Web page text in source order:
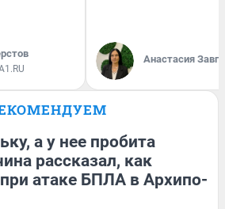
Анастасия
а у нее пробита
рассказал, как
атаке БПЛА в Архипо-